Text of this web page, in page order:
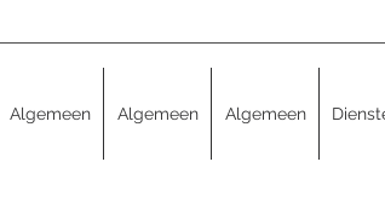
Algemeen Algemeen Algemeen